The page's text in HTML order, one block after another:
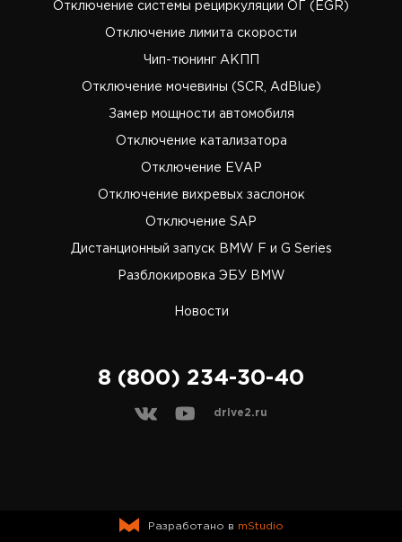
Новости
Отключение системы рециркуляции ОГ (EGR)
Отключение лимита скорости
Чип-тюнинг АКПП
Отключение мочевины (SCR, AdBlue)
Замер мощности автомобиля
Отключение катализатора
Отключение EVAP
Отключение вихревых заслонок
Отключение SAP
Дистанционный запуск BMW F и G Series
Разблокировка ЭБУ BMW
8 (800) 234-30-40
drive2.ru
Разработано в mStudio